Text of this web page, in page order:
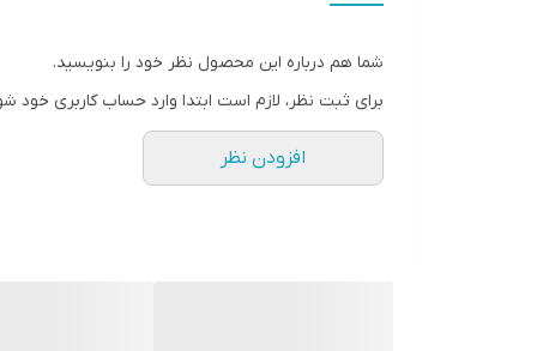
• درخشش مد پیش رو با این عینک سبک رترو، اور سایز
شما هم درباره این محصول نظر خود را بنویسید.
برای ثبت نظر، لازم است ابتدا وارد حساب کاربری خود
افزودن نظر